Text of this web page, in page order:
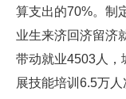
算支出的70%。制
业生来济回济留济
带动就业4503人，
展技能培训6.5万